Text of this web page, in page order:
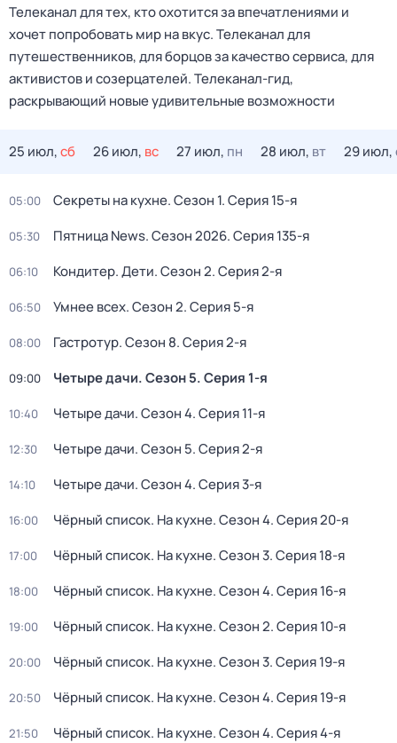
Телеканал для тех, кто охотится за впечатлениями и
хочет попробовать мир на вкус. Телеканал для
путешественников, для борцов за качество сервиса, для
активистов и созерцателей. Телеканал-гид,
раскрывающий новые удивительные возможности
25 июл,сб 26 июл, вс 27 июл, пн 28 июл, вт 29 июл,
05:00 Секреты на кухне. Сезон 1. Серия 15-я
05:30 Пятница News. Сезон 2026. Серия 135-я
06:10 Кондитер. Дети. Сезон 2. Серия 2-я
06:50 Умнее всех. Сезон 2. Серия 5-я
08:00 Гастротур. Сезон 8. Серия 2-я
09:00 Четыре дачи. Сезон 5. Серия 1-я
10:40 Четыре дачи. Сезон 4. Серия 11-я
12:30 Четыре дачи. Сезон 5. Серия 2-я
14:10 Четыре дачи. Сезон 4. Серия 3-я
16:00 Чёрный список. На кухне. Сезон 4. Серия 20-я
17:00 Чёрный список. На кухне. Сезон 3. Серия 18-я
18:00 Чёрный список. На кухне. Сезон 4. Серия 16-я
19:00 Чёрный список. На кухне. Сезон 2. Серия 10-я
20:00 Чёрный список. На кухне. Сезон 3. Серия 19-я
20:50 Чёрный список. На кухне. Сезон 4. Серия 19-я
21:50 Чёрный список. На кухне. Сезон 4. Серия 4-я